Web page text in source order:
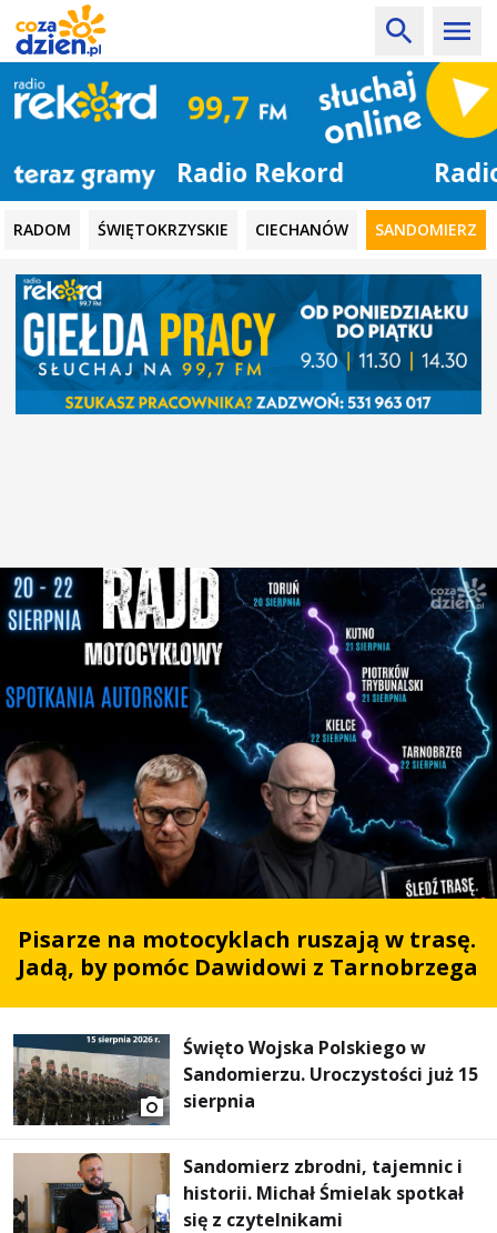
Radio Rekord
RADOM ŚWIĘTOKRZYSKIE CIECHANÓW SANDOMIERZ
Pisarze na motocyklach ruszają w trasę.
Jadą, by pomóc Dawidowi z Tarnobrzega
Święto Wojska Polskiego w
Sandomierzu. Uroczystości już 15
sierpnia
Sandomierz zbrodni, tajemnic i
historii. Michał Śmielak spotkał
się z czytelnikami